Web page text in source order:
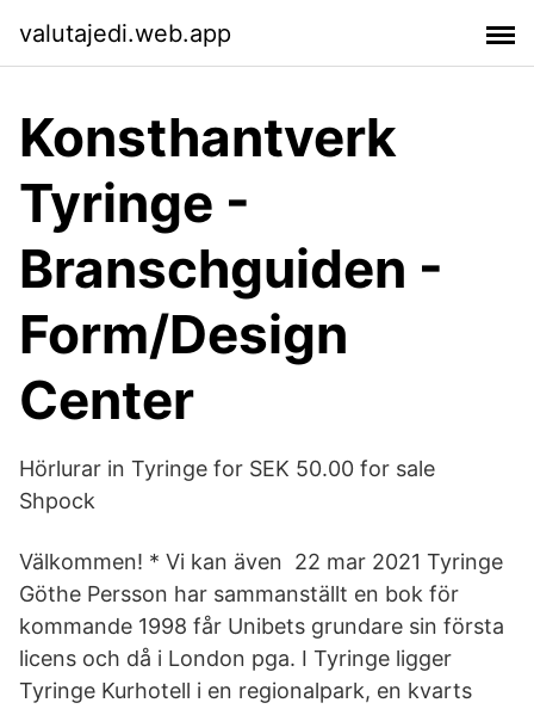
valutajedi.web.app
Konsthantverk
Tyringe -
Branschguiden -
Form/Design
Center
Hörlurar in Tyringe for SEK 50.00 for sale
Shpock
Välkommen! * Vi kan även 22 mar 2021 Tyringe
Göthe Persson har sammanställt en bok för
kommande 1998 får Unibets grundare sin första
licens och då i London pga. I Tyringe ligger
Tyringe Kurhotell i en regionalpark, en kvarts